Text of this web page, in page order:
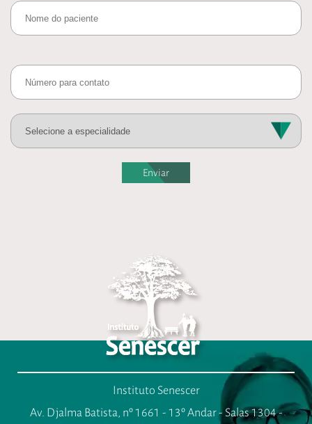
Enviar
Instituto Senescer
Av. Djalma Batista, nº 1661 - 13º Andar - Salas 1304 -